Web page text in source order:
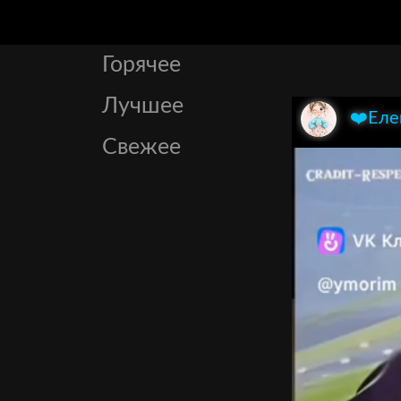
Горячее
Лучшее
Свежее